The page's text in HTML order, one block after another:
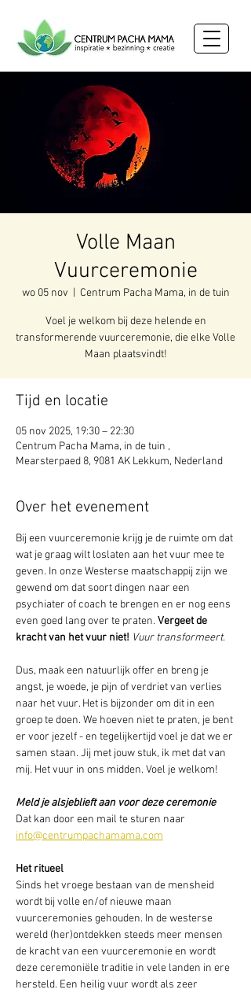
Volle Maan
Vuurceremonie
wo 05 nov Centrum Pacha Mama, in de tuin
Voel je welkom bij deze helende en
transformerende vuurceremonie, die elke Volle
Maan plaatsvindt!
Tijd en locatie
05 nov 2025, 19:30 – 22:30
Centrum Pacha Mama, in de tuin ,
Mearsterpaed 8, 9081 AK Lekkum, Nederland
Over het evenement
Bij een vuurceremonie krijg je de ruimte om dat
wat je graag wilt loslaten aan het vuur mee te
geven. In onze Westerse maatschappij zijn we
gewend om dat soort dingen naar een
psychiater of coach te brengen en er nog eens
even goed lang over te praten. Vergeet de
kracht van het vuur niet! Vuur transformeert.
Dus, maak een natuurlijk offer en breng je
angst, je woede, je pijn of verdriet van verlies
naar het vuur. Het is bijzonder om dit in een
groep te doen. We hoeven niet te praten, je bent
er voor jezelf - en tegelijkertijd voel je dat we er
samen staan. Jij met jouw stuk, ik met dat van
mij. Het vuur in ons midden. Voel je welkom!
Meld je alsjeblieft aan voor deze ceremonie
Dat kan door een mail te sturen naar
info@centrumpachamama.com
Het ritueel
Sinds het vroege bestaan van de mensheid
wordt bij volle en/of nieuwe maan
vuurceremonies gehouden. In de westerse
wereld (her)ontdekken steeds meer mensen
de kracht van een vuurceremonie en wordt
deze ceremoniële traditie in vele landen in ere
hersteld. Een heilig vuur wordt als zeer